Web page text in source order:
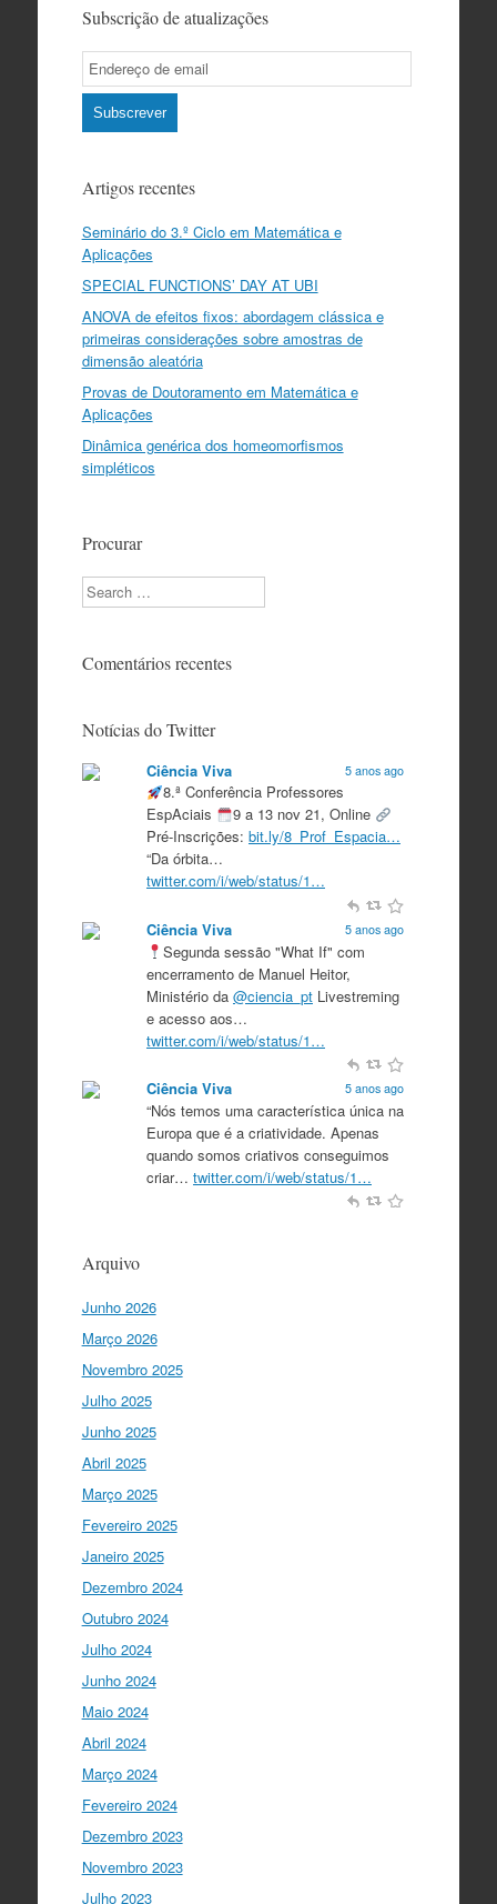
Subscrição de atualizações
Email
Subscription
Subscrever
Artigos recentes
Seminário do 3.º Ciclo em Matemática e
Aplicações
SPECIAL FUNCTIONS’ DAY AT UBI
ANOVA de efeitos fixos: abordagem clássica e
primeiras considerações sobre amostras de
dimensão aleatória
Provas de Doutoramento em Matemática e
Aplicações
Dinâmica genérica dos homeomorfismos
simpléticos
Procurar
Search
Comentários recentes
Notícias do Twitter
Ciência Viva 5 anos ago
8.ª Conferência Professores
EspAciais
9 a 13 nov 21, Online
Pré-Inscrições: bit.ly/8_Prof_Espacia…
“Da órbita…
twitter.com/i/web/status/1…
Ciência Viva 5 anos ago
Segunda sessão "What If" com
encerramento de Manuel Heitor,
Ministério da @ciencia_ptLivestreming
e acesso aos…
twitter.com/i/web/status/1…
Ciência Viva 5 anos ago
“Nós temos uma característica única na
Europa que é a criatividade. Apenas
quando somos criativos conseguimos
criar… twitter.com/i/web/status/1…
coesão…
Ciência Viva
"Para mim, a criação do Ministério da
Ciência foi o momento fundamental
para a mudança do ensino em Portugal,
I Gulbenkian Ciência
Fantastic closing up of
about "Communicating at the Speed of
Science" with the…
twitter.com/i/web/status/1…
Ciência Viva
"Hoje fazemos parte de equipas
europeias multidisciplinares que têm
um objetivo comum: a resolução de
problemas mun…
twitter.com/i/web/status/1…
Ciência Viva
“O impacto dos jovens investigadores,
como eu, na sociedade é hoje muito
Arquivo
Junho 2026
Março 2026
Novembro 2025
Julho 2025
Junho 2025
Abril 2025
Março 2025
Fevereiro 2025
Janeiro 2025
Dezembro 2024
Outubro 2024
Julho 2024
Junho 2024
Maio 2024
Abril 2024
Março 2024
Fevereiro 2024
Dezembro 2023
Novembro 2023
Julho 2023